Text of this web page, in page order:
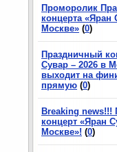
Проморолик
концерта «Яран
Москве» (0)
Праздничный
Сувар – 2026 в
выходит на
прямую (0)
Breaking news!!!
концерт «Яран
Москве»! (0)